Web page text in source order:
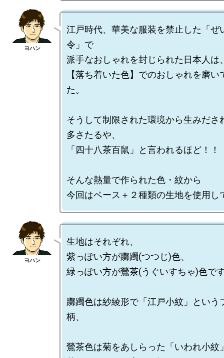
江戸時代、華美な服装を禁止した「ぜ
令」で
派手なおしゃれを封じられた日本人は
【落ち着いた色】でのおしゃれを磨い
た。
そうして制限された環境から生みださ
多さたるや、
「四十八茶百鼠」と言われるほど！！
そんな熱量で作られた色・紋から
生地はそれぞれ、
紫っぽい方が躑躅(つつじ)色、
緑っぽい方が鶯茶(うぐいすちゃ)色で
躑躅色は紗綾形で「江戸小紋」という
柄、
鶯茶色は菊をあしらった「いわれ小紋